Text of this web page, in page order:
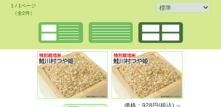
1 / 1ページ
（全2件）
価格：928円(税込) ～